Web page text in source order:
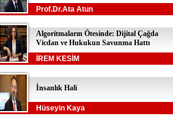
Prof.Dr.Ata Atun
Algoritmaların Ötesinde: Dijital Çağda
Vicdan ve Hukukun Savunma Hattı
İREM KESİM
İnsanlık Hali
Hüseyin Kaya